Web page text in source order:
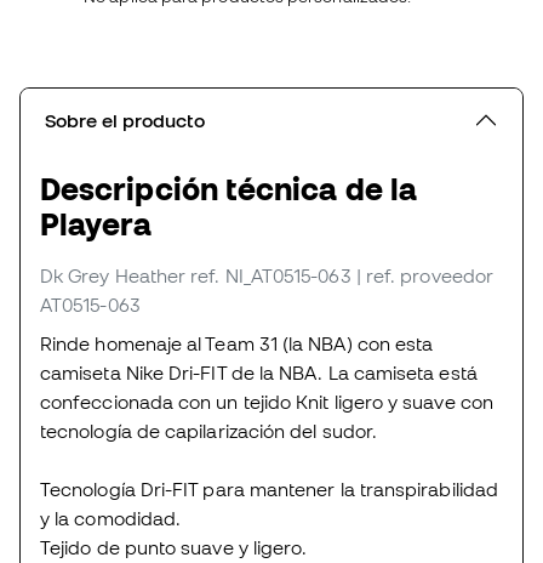
Sobre el producto
Descripción técnica de la
Playera
Dk Grey Heather ref. NI_AT0515-063 | ref. proveedor
AT0515-063
Rinde homenaje al Team 31 (la NBA) con esta
camiseta Nike Dri-FIT de la NBA. La camiseta está
confeccionada con un tejido Knit ligero y suave con
tecnología de capilarización del sudor.
Tecnología Dri-FIT para mantener la transpirabilidad
y la comodidad.
Tejido de punto suave y ligero.